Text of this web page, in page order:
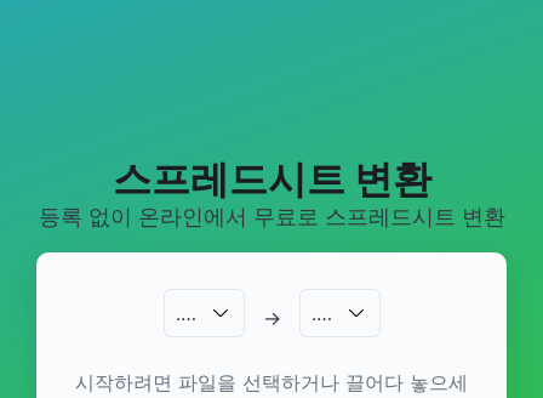
스프레드시트 변환
등록 없이 온라인에서 무료로 스프레드시트 변환
.… → .…
시작하려면 파일을 선택하거나 끌어다 놓으세